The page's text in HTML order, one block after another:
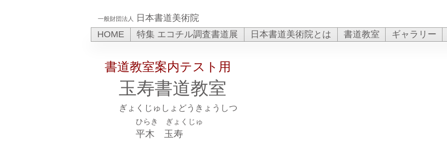
一般財団法人
日本書道美術院
HOME
特集 エコチル調査書道展 日本書道美術院とは 書道教室 ギャラリー
玉寿書道教室
ぎょくじゅしょどうきょうしつ
書道教室案内テスト用
ひらき ぎょくじゅ
平木 玉寿